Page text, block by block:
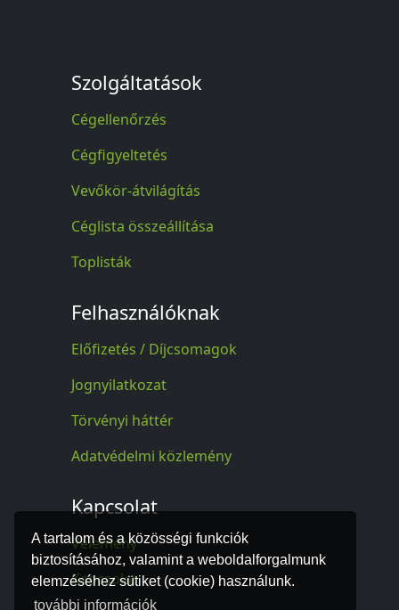
A tartalom és a közösségi funkciók
biztosításához, valamint a weboldalforgalmunk
elemzéséhez sütiket (cookie) használunk.
további információk
Szolgáltatások
Cégellenőrzés
Cégfigyeltetés
Vevőkör-átvilágítás
Céglista összeállítása
Toplisták
Felhasználóknak
Előfizetés / Díjcsomagok
Jognyilatkozat
Törvényi háttér
Adatvédelmi közlemény
Kapcsolat
Vélemény
Kapcsolat